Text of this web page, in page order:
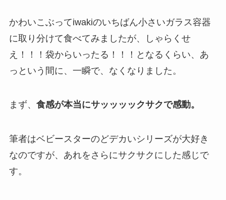
かわいこぶってiwakiのいちばん小さいガラス容器
に取り分けて食べてみましたが、しゃらくせ
え！！！袋からいったる！！！となるくらい、あ
っという間に、一瞬で、なくなりました。
まず、 食感が本当にサッッッックサクで感動。
筆者はベビースターのどデカいシリーズが大好き
なのですが、あれをさらにサクサクにした感じで
す。